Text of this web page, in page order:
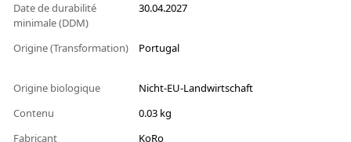
Date de durabilité
minimale (DDM)
30.04.2027
Origine (Transformation) Portugal
Origine biologique
Nicht-EU-Landwirtschaft
Contenu
0.03 kg
Fabricant
KoRo